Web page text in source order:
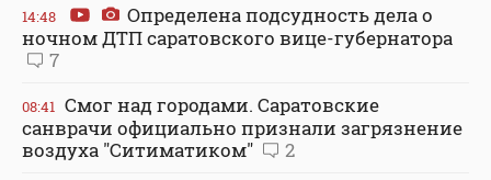
14:48
Определена подсудность дела о
ночном ДТП саратовского вице-губернатора
7
08:41 Смог над городами. Саратовские
санврачи официально признали загрязнение
воздуха "Ситиматиком"
2